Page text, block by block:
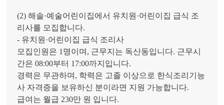
(2) 해솔·예술어린이집에서 유치원·어린이집 급식 조
리사를 모집합니다.
- 유치원·어린이집 급식 조리사
모집인원은 1명이며, 근무지는 독산동입니다. 근무시
간은 08:00부터 17:00까지입니다.
경력은 무관하며, 학력은 고졸 이상으로 한식조리기능
사 자격증을 보유하신 분이라면 지원 가능합니다.
급여는 월급 230만 원 입니다.